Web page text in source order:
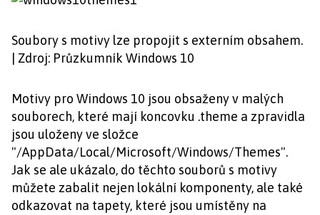
Soubory s motivy lze propojit s externím obsahem.
| Zdroj: Průzkumník Windows 10
Motivy pro Windows 10 jsou obsaženy v malých
souborech, které mají koncovku .theme a zpravidla
jsou uloženy ve složce
"/AppData/Local/Microsoft/Windows/Themes".
Jak se ale ukázalo, do těchto souborů s motivy
můžete zabalit nejen lokální komponenty, ale také
odkazovat na tapety, které jsou umístěny na